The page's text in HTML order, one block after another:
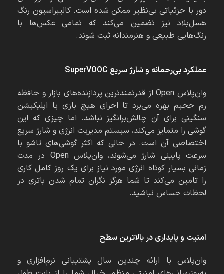
دور با جزئیاتی بی‌نظیر ممکن شده است. کالیبراسیون رنگ
هسل‌بلاد نیز تضمین می‌کند که تمامی عکس‌ها با
رنگ‌هایی طبیعی و هنرمندانه ثبت شوند.
عملکرد بی‌رحمانه و شارژ سریع
وان‌پلاس Open از قدرتمندترین پردازنده‌های بازار و حافظه
رم حجیم بهره می‌برد تا اجرای هیچ بازی یا اپلیکیشن
سنگینی برای آن چالش‌برانگیز نباشد. اما چیزی که این
گوشی را متمایز می‌کند، سیستم مدیریت انرژی و شارژ سریع
اختصاصی آن است. در حالی که اکثر گوشی‌های تاشو با
سرعت پایینی شارژ می‌شوند، وان‌پلاس Open در مدت
زمانی بسیار کوتاه انرژی مورد نیاز برای یک روز کامل کاری
را تامین می‌کند تا شما هرگز نگران تمام شدن باتری در
لحظات حساس نباشید.
امنیت و پایداری در بالاترین سطح
وان‌پلاس با ارائه چندین سال پشتیبانی نرم‌افزاری و